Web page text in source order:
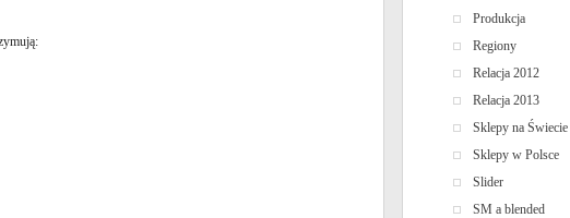
Produkcja
Regiony
Relacja 2012
Relacja 2013
Sklepy na Świecie
Sklepy w Polsce
Slider
SM a blended